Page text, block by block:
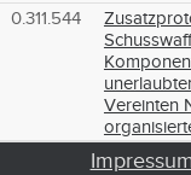
0.311.544
Vereinten